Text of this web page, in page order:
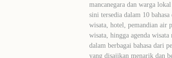
mancanegara dan warga
sini tersedia dalam 10
wisata, hotel, pemandian air
wisata, hingga agenda
dalam berbagai bahasa dari
yang disajikan menarik dan